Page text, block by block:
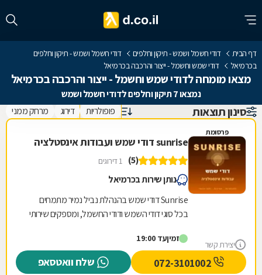
דף הבית דודי חשמל ושמש - תיקון וחלפים
דודי חשמל ושמש - תיקון וחלפים
בכרמיאל
דודי שמש וחשמל - ייצור והרכבה בכרמיאל
מצאו מומחה לדודי שמש וחשמל - ייצור והרכבה בכרמיאל
נמצאו 7 תיקון וחלפים לדודי חשמל ושמש
סינון תוצאות פופולריות דירוג מרחק ממני
פרסומת
יצירת קשר
sunrise דודי שמש ועבודות אינסטלציה
(5) 1 דירוגים
נותן שירות בכרמיאל
Sunrise דודי שמש בהנהלת נביל נמיר מתמחים
בכל סוגי דודי השמש ודודי החשמל, ומספקים שירותי
שלנו...
זמיןעד 19:00
שלח וואטסאפ